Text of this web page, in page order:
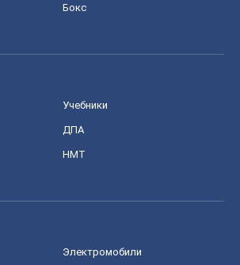
Бокс
Учебники
ДПА
НМТ
Электромобили